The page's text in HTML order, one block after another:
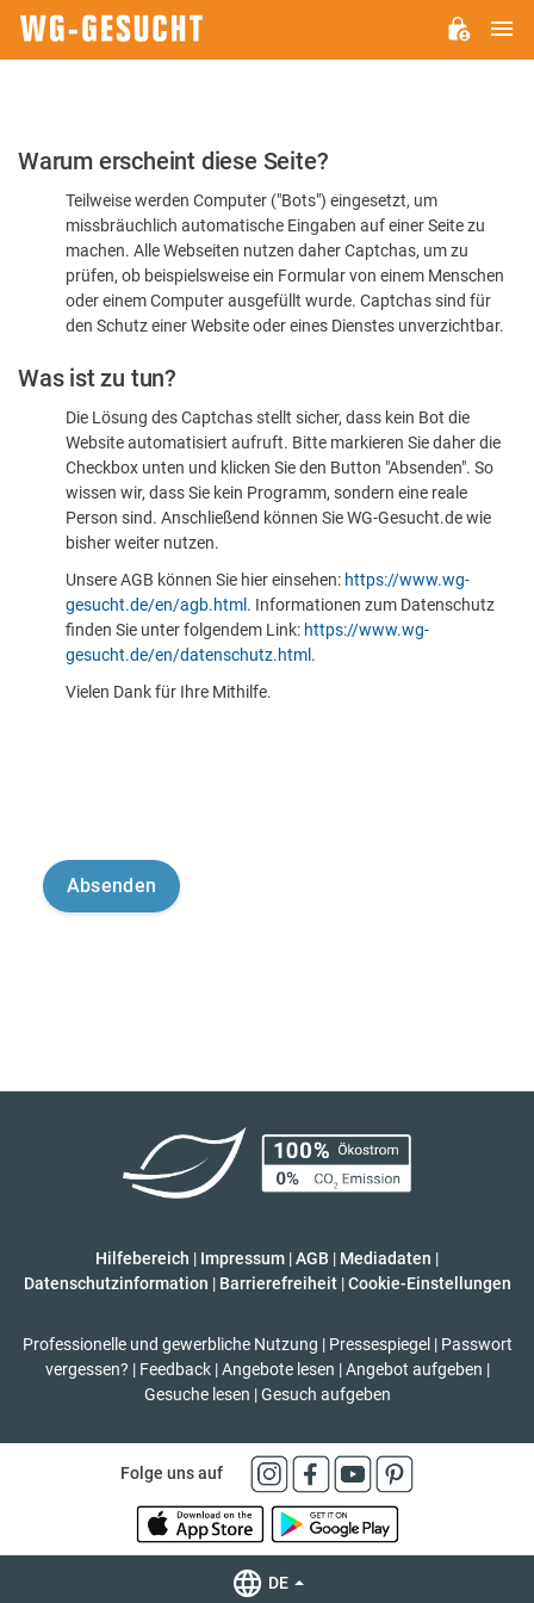
Bitte
dass
sind
Warum erscheint diese Seite?
Teilweise werden Computer ("Bots") eingesetzt, um
missbräuchlich automatische Eingaben auf einer Seite zu
machen. Alle Webseiten nutzen daher Captchas, um zu
prüfen, ob beispielsweise ein Formular von einem Menschen
oder einem Computer ausgefüllt wurde. Captchas sind für
den Schutz einer Website oder eines Dienstes unverzichtbar.
Was ist zu tun?
Die Lösung des Captchas stellt sicher, dass kein Bot die
Website automatisiert aufruft. Bitte markieren Sie daher die
Checkbox unten und klicken Sie den Button "Absenden". So
wissen wir, dass Sie kein Programm, sondern eine reale
Person sind. Anschließend können Sie WG-Gesucht.de wie
bisher weiter nutzen.
Unsere AGB können Sie hier einsehen: https://www.wg-
gesucht.de/en/agb.html . Informationen zum Datenschutz
finden Sie unter folgendem Link: https://www.wg-
gesucht.de/en/datenschutz.html .
Vielen Dank für Ihre Mithilfe.
Hilfebereich | Impressum |AGB | Mediadaten |
Datenschutzinformation | Barrierefreiheit | Cookie-Einstellungen
Professionelle und gewerbliche Nutzung | Pressespiegel | Passwort
vergessen? | Feedback | Angebote lesen | Angebot aufgeben |
Gesuche lesen | Gesuch aufgeben
Folge uns auf
DE